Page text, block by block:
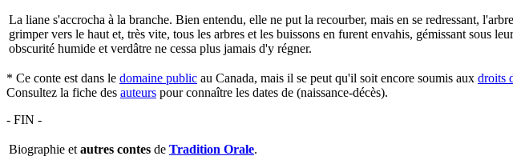
La liane s'accrocha à la branche. Bien entendu, elle ne put la recourber, mais en se redressant,
grimper vers le haut et, très vite, tous les arbres et les buissons en furent envahis, gémissant sous
obscurité humide et verdâtre ne cessa plus jamais d'y régner.
* Ce conte est dans le domaine public au Canada, mais il se peut qu'il soit encore soumis aux droits
Consultez la fiche des auteurs pour connaître les dates de (naissance-décès).
- FIN -
Biographie et autres contes de Tradition Orale.